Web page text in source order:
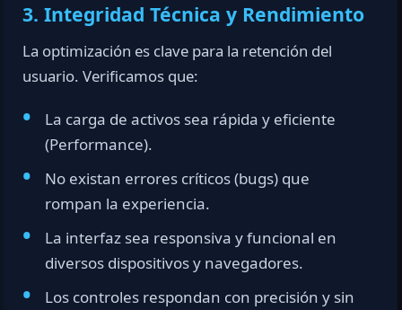
3. Integridad Técnica y Rendimiento
La optimización es clave para la retención del
usuario. Verificamos que:
La carga de activos sea rápida y eficiente
(Performance).
No existan errores críticos (bugs) que
rompan la experiencia.
La interfaz sea responsiva y funcional en
diversos dispositivos y navegadores.
Los controles respondan con precisión y sin